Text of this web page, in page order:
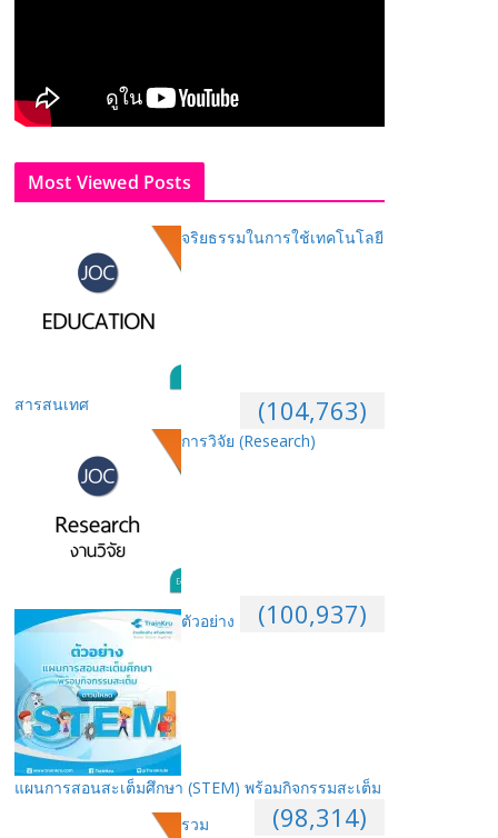
Most Viewed Posts
จริยธรรมในการใช้เทคโนโลยี
สารสนเทศ (104,763)
การวิจัย (Research)
(100,937)
ตัวอย่าง
แผนการสอนสะเต็มศึกษา (STEM) พร้อมกิจกรรมสะเต็ม
(98,314)
รวม